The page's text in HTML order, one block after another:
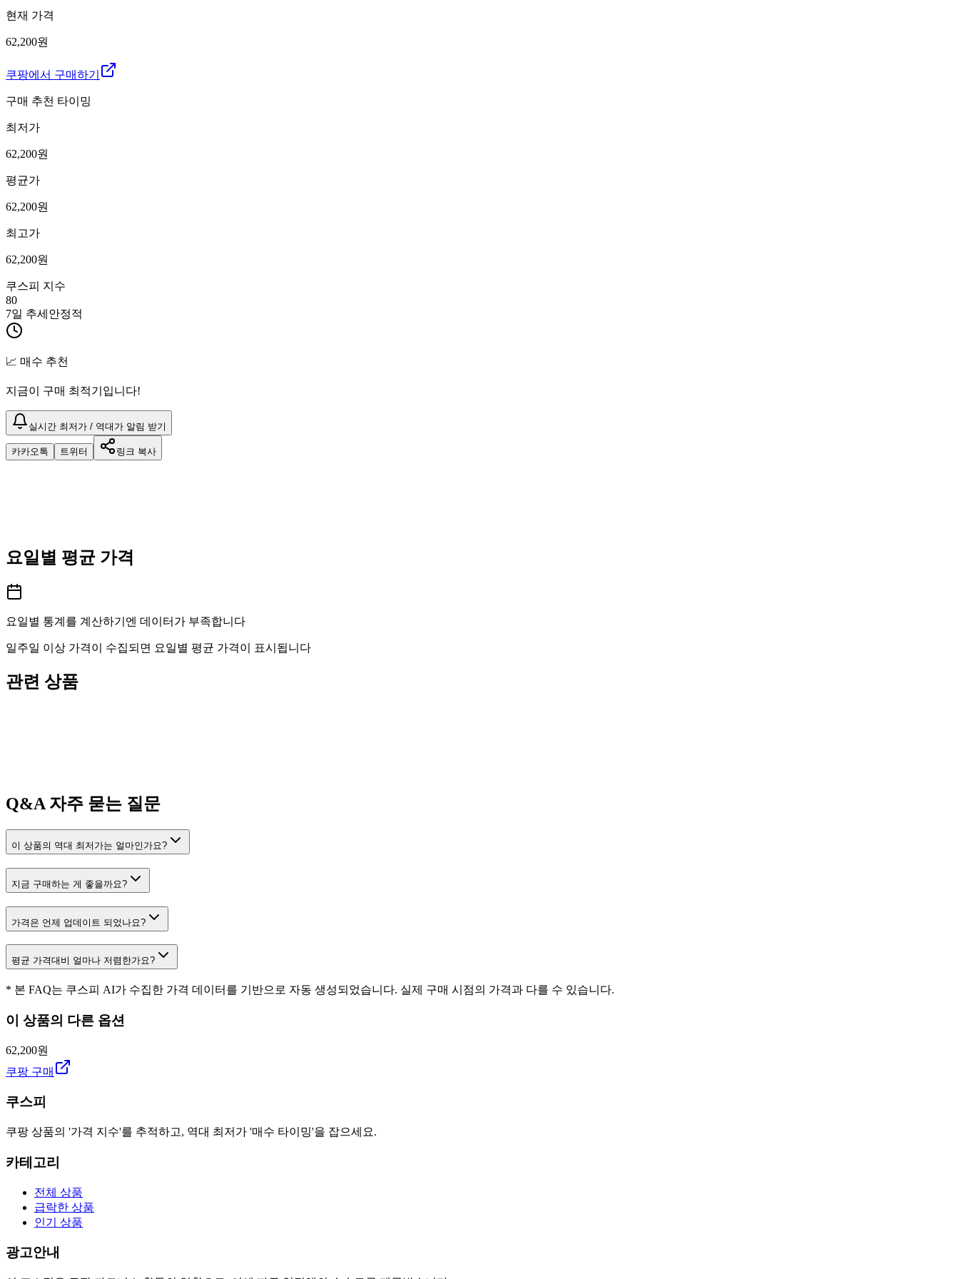
현재 가격
62,200원
쿠팡에서 구매하기
구매 추천 타이밍
최저가
62,200원
평균가
62,200원
최고가
62,200원
쿠스피 지수
80
7일 추세 안정적
📈 매수 추천
지금이 구매 최적기입니다!
실시간 최저가 / 역대가 알림 받기
카카오톡 트위터 링크 복사
요일별 평균 가격
요일별 통계를 계산하기엔 데이터가 부족합니다
일주일 이상 가격이 수집되면 요일별 평균 가격이 표시됩니다
관련 상품
Q&A자주 묻는 질문
이 상품의 역대 최저가는 얼마인가요?
지금 구매하는 게 좋을까요?
가격은 언제 업데이트 되었나요?
평균 가격대비 얼마나 저렴한가요?
* 본 FAQ는 쿠스피 AI가 수집한 가격 데이터를 기반으로 자동 생성되었습니다. 실제 구매 시점의 가격과 다를 수 있습니다.
이 상품의 다른 옵션
62,200원
쿠팡 구매
쿠스피
쿠팡 상품의 '가격 지수'를 추적하고, 역대 최저가 '매수 타이밍'을 잡으세요.
카테고리
전체 상품
급락한 상품
인기 상품
광고안내